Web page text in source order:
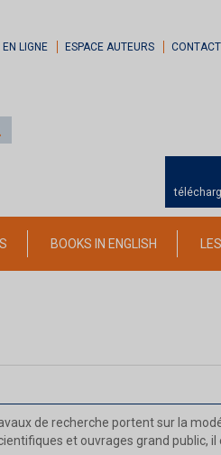
LIGNE
ESPACE AUTEURS CONTACT
sur
BOOKS IN ENGLISH
de recherche portent sur la
et ouvrages grand public, il